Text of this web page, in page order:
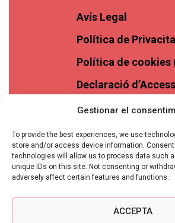
Gestionar el
To provide the best experiences, we use
store and/or access device information.
technologies will allow us to process data such
unique IDs on this site. Not consenting or
adversely affect certain features and functions.
ACCEPTA
Avís Legal
Política de
Política de cookies
Declaració